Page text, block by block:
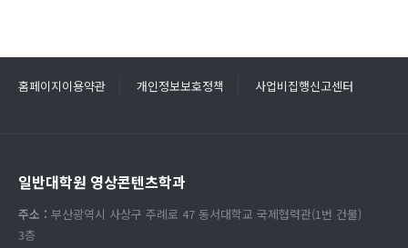
홈페이지이용약관 개인정보보호정책 사업비집행신고센터
일반대학원 영상콘텐츠학과
주소 : 부산광역시 사상구 주례로 47 동서대학교 국제협력관(1번 건물)
3층